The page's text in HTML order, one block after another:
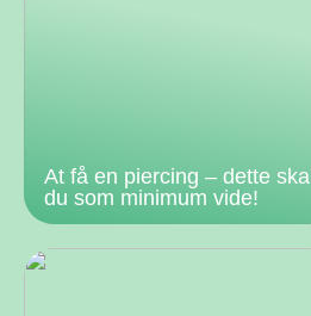
At få en piercing – dette skal
du som minimum vide!